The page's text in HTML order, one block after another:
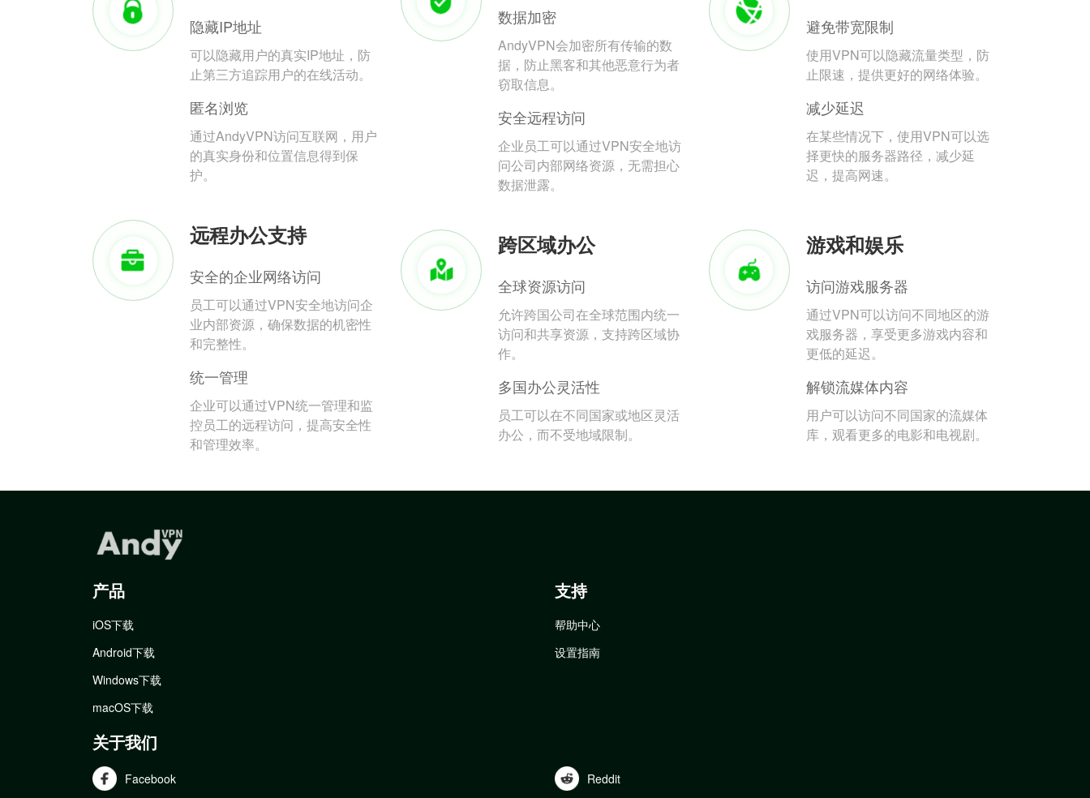
隐藏IP地址
可以隐藏用户的真实IP地址，防
止第三方追踪用户的在线活动。
匿名浏览
通过AndyVPN访问互联网，用户
的真实身份和位置信息得到保
护。
数据加密
AndyVPN会加密所有传输的数
据，防止黑客和其他恶意行为者
窃取信息。
安全远程访问
企业员工可以通过VPN安全地访
问公司内部网络资源，无需担心
数据泄露。
避免带宽限制
使用VPN可以隐藏流量类型，防
止限速，提供更好的网络体验。
减少延迟
在某些情况下，使用VPN可以选
择更快的服务器路径，减少延
迟，提高网速。
远程办公支持
安全的企业网络访问
员工可以通过VPN安全地访问企
业内部资源，确保数据的机密性
和完整性。
统一管理
企业可以通过VPN统一管理和监
控员工的远程访问，提高安全性
和管理效率。
跨区域办公
全球资源访问
允许跨国公司在全球范围内统一
访问和共享资源，支持跨区域协
作。
多国办公灵活性
员工可以在不同国家或地区灵活
办公，而不受地域限制。
游戏和娱乐
访问游戏服务器
通过VPN可以访问不同地区的游
戏服务器，享受更多游戏内容和
更低的延迟。
解锁流媒体内容
用户可以访问不同国家的流媒体
库，观看更多的电影和电视剧。
产品
iOS下载
Android下载
Windows下载
macOS下载
支持
帮助中心
设置指南
关于我们
Facebook Reddit